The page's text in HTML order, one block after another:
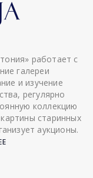
работает с
галереи
и изучение
регулярно
коллекцию
старинных
аукционы.